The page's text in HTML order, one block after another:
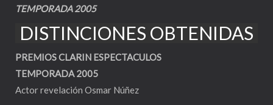
TEMPORADA 2005
DISTINCIONES OBTENIDAS
PREMIOS CLARIN ESPECTACULOS
TEMPORADA 2005
Actor revelación Osmar Núñez